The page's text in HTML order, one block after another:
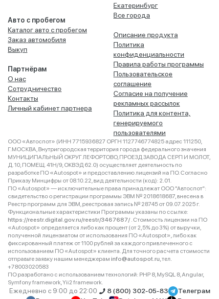
Авто с пробегом
Каталог авто с пробегом
Заказ автомобиля
Выкуп
Партнёрам
О нас
Сотрудничество
Контакты
Личный кабинет партнера
Екатеринбург
Все города
Описание продукта
Политика
конфиденциальности
Правила работы программы
Пользовательское
соглашение
Согласие на получение
рекламных рассылок
Политика для контента,
генерируемого
пользователями
ООО «Автоспот» (ИНН 7715936827 ОРГН 1127746774825 адрес 111250,
Г.МОСКВА, Внутригородская территория города федерального значения
МУНИЦИПАЛЬНЫЙ ОКРУГ ЛЕФОРТОВО, ПРОЕЗД ЗАВОДА СЕРП И МОЛОТ,
Д. 10, ПОМЕЩ. 41Н/9, ОКВЭД 62.0) осуществляет деятельность по
разработке ПО «Autospot» и предоставлению лицензий на ПО. Согласно
Приказу Минцифры от 08.10.22, вид деятельности (код): 2.01.
ПО «Autospot» — исключительные права принадлежат ООО "Автоспот":
свидетельство о регистрации программы ЭВМ № 2018618687, внесена в
Реестр программ для ЭВМ, реестровая запись № 28745 от 09.07.2025 г.
Функциональные характеристики Программы указаны по ссылке:
https://reestr.digital.gov.ru/reestr/3467687/ . Стоимость лицензии на ПО
«Autospot» определяется либо как процент (от 2,5% до 3%) от выручки,
полученной лицензиатом от использования ПО «Autospot», либо как
фиксированный платеж от 1100 рублей за каждого привлеченного с
использованием ПО «Autospot» клиента. Для точного расчета стоимости
отправьте заявку нашим менеджерам info@autospot.ru, тел.
+78003020583
ПО разработано с использованием технологий: PHP 8, MySQL 8, Angular,
Symfony framework, Yii2 framework.
Ежедневно с 9:00 до 22:00 8 (800) 302-05-83
Телеграм